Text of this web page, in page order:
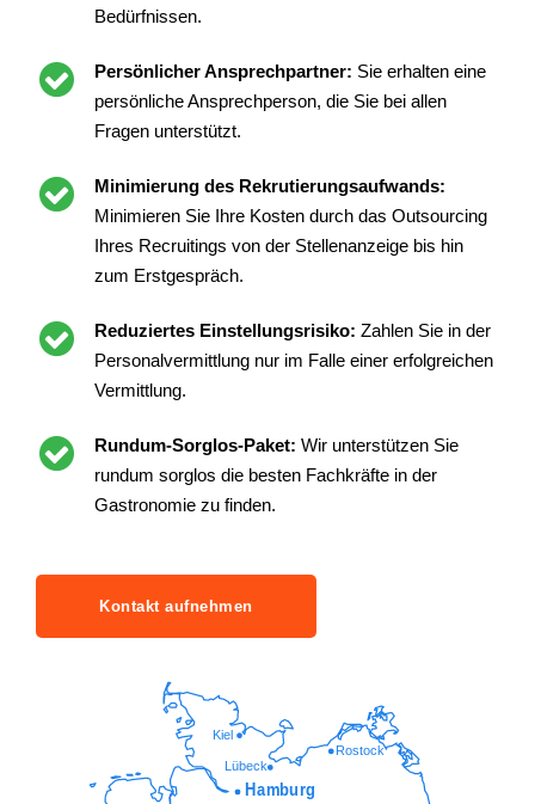
Bedürfnissen.
Persönlicher Ansprechpartner: Sie erhalten eine
persönliche Ansprechperson, die Sie bei allen
Fragen unterstützt.
Minimierung des Rekrutierungsaufwands:
Minimieren Sie Ihre Kosten durch das Outsourcing
Ihres Recruitings von der Stellenanzeige bis hin
zum Erstgespräch.
Reduziertes Einstellungsrisiko: Zahlen Sie in der
Personalvermittlung nur im Falle einer erfolgreichen
Vermittlung.
Rundum-Sorglos-Paket: Wir unterstützen Sie
rundum sorglos die besten Fachkräfte in der
Gastronomie zu finden.
Kontakt aufnehmen
Lübeck
Rostock
Kiel
Hamburg